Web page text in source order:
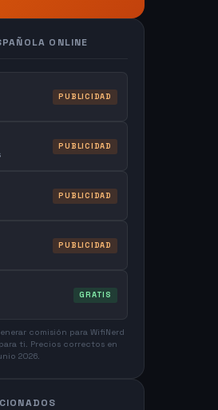
ONLINE
PUBLICIDAD
PUBLICIDAD
PUBLICIDAD
PUBLICIDAD
GRATIS
comisión para WifiNerd
ti. Precios correctos en
2026.